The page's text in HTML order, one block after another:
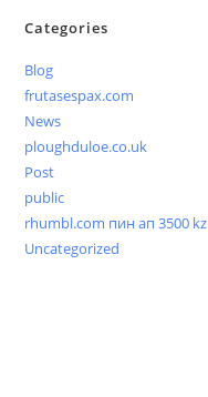
Categories
Blog
frutasespax.com
News
ploughduloe.co.uk
Post
public
rhumbl.com пин ап 3500 kz
Uncategorized